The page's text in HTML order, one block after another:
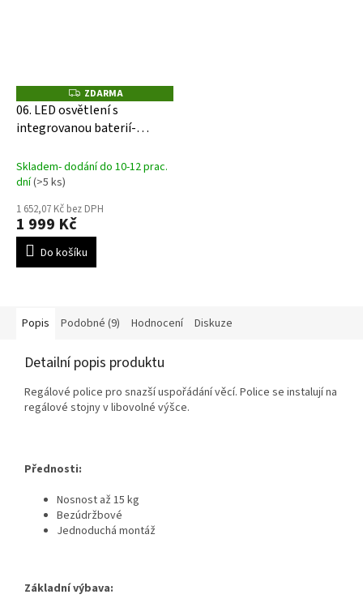
Z
D
A
R
ZDARMA
06. LED osvětlení s
integrovanou baterií-
Skladem- dodání do 10-12 prac.
dní(>5 ks)
1 652,07 Kč bez DPH
1 999 Kč
Do košíku
Popis Podobné (9) Hodnocení Diskuze
Detailní popis produktu
Regálové police pro snazší uspořádání věcí. Police se instalují na
regálové stojny v libovolné výšce.
Přednosti:
Nosnost až 15 kg
Bezúdržbové
Jednoduchá montáž
Základní výbava: